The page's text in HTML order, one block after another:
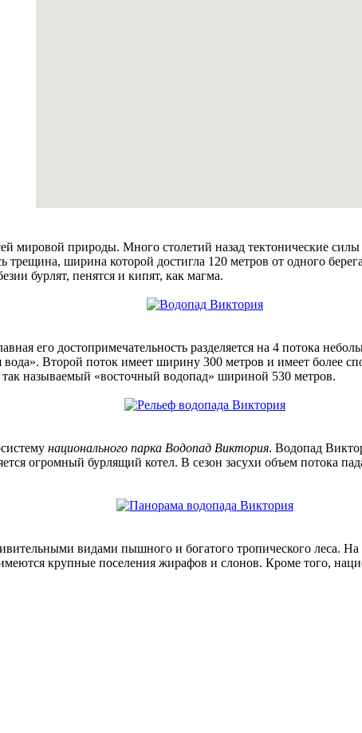
мировой природы. Много столетий назад тектонические
трещина, ширина которой достигла 120 метров от одного
бурлят, пенятся и кипят, как магма.
его достопримечательность разделяется на 4 потока
Второй поток имеет ширину 300 метров и имеет более
называемый «восточный водопад» шириной 530 метров.
национального парка Водопад Виктория. Водопад
огромный бурлящий котел. В сезон засухи объем потока
видами пышного и богатого тропического леса.
крупные поселения жирафов и слонов. Кроме того,